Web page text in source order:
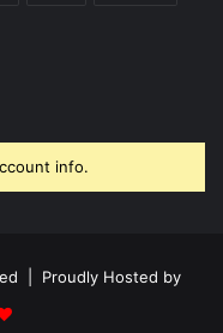
info.
| Proudly Hosted by